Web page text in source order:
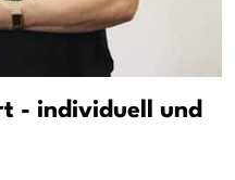
- individuell und